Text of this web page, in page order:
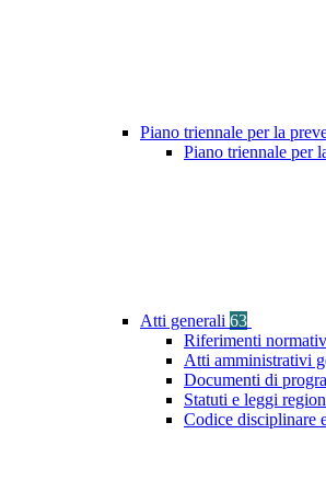
Piano triennale per la
Piano triennale per
Atti generali 63
Riferimenti
Atti amministrativi
Documenti di
Statuti e leggi
Codice disciplinare